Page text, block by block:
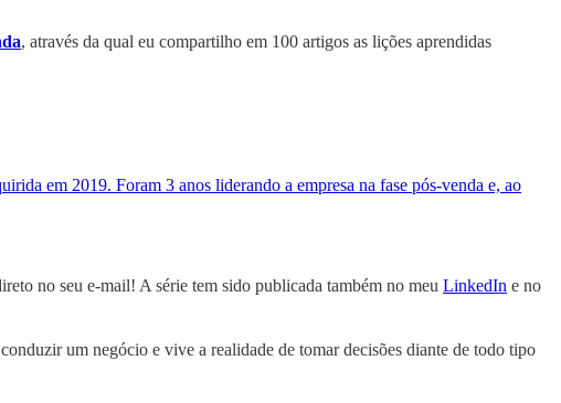
, através da qual eu compartilho em 100 artigos as lições aprendidas
em 2019. Foram 3 anos liderando a empresa na fase pós-venda e, ao
no seu e-mail! A série tem sido publicada também no meu LinkedIn e no
um negócio e vive a realidade de tomar decisões diante de todo tipo